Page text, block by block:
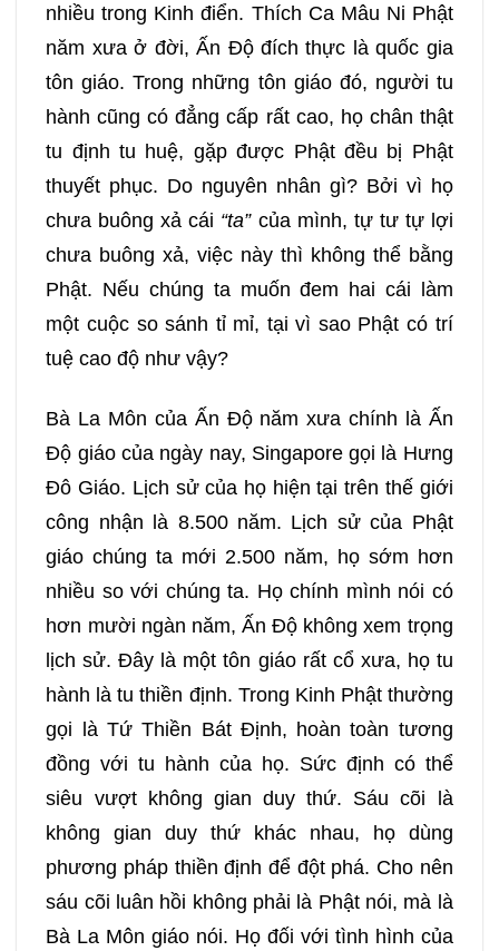
341 342 343 344
345 346 347 348
349 350 351 352
353 354 355 356
357 358 359 360
361 362
365 366 367 368
369 370 371 372
373 374
nhiều trong Kinh điển. Thích Ca Mâu Ni Phật
năm xưa ở đời, Ấn Độ đích thực là quốc gia
tôn giáo. Trong những tôn giáo đó, người tu
hành cũng có đẳng cấp rất cao, họ chân thật
tu định tu huệ, gặp được Phật đều bị Phật
thuyết phục. Do nguyên nhân gì? Bởi vì họ
chưa buông xả cái “ta” của mình, tự tư tự lợi
chưa buông xả, việc này thì không thể bằng
Phật. Nếu chúng ta muốn đem hai cái làm
một cuộc so sánh tỉ mỉ, tại vì sao Phật có trí
tuệ cao độ như vậy?
Bà La Môn của Ấn Độ năm xưa chính là Ấn
Độ giáo của ngày nay, Singapore gọi là Hưng
Đô Giáo. Lịch sử của họ hiện tại trên thế giới
công nhận là 8.500 năm. Lịch sử của Phật
giáo chúng ta mới 2.500 năm, họ sớm hơn
nhiều so với chúng ta. Họ chính mình nói có
hơn mười ngàn năm, Ấn Độ không xem trọng
lịch sử. Đây là một tôn giáo rất cổ xưa, họ tu
hành là tu thiền định. Trong Kinh Phật thường
gọi là Tứ Thiền Bát Định, hoàn toàn tương
đồng với tu hành của họ. Sức định có thể
siêu vượt không gian duy thứ. Sáu cõi là
không gian duy thứ khác nhau, họ dùng
phương pháp thiền định để đột phá. Cho nên
sáu cõi luân hồi không phải là Phật nói, mà là
Bà La Môn giáo nói. Họ đối với tình hình của